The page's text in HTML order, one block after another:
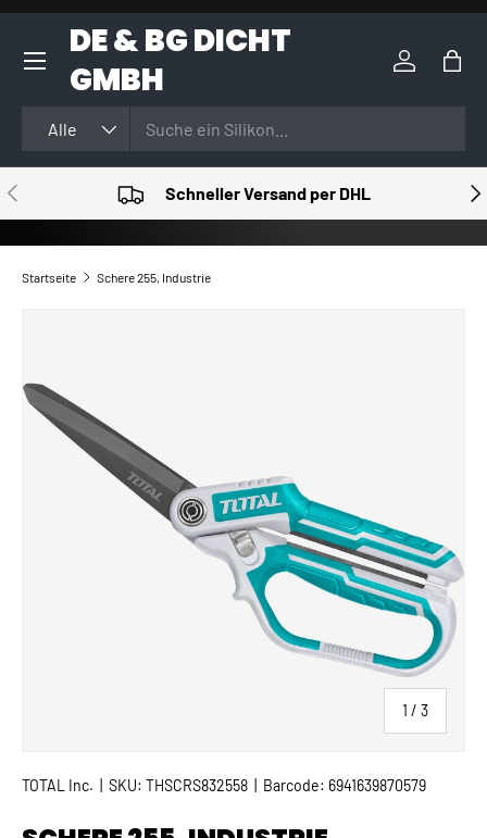
DIREKT ZUM INHALT
DE & BG DICHT
GMBH
Alle
Einloggen
VORHERIGE Schneller Versand per DHL
Startseite Schere 255, Industrie
1 / von
3
TOTAL Inc. SKU: THSCRS832558 Barcode: 6941639870579